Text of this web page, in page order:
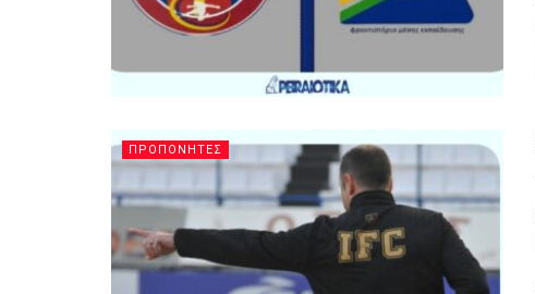
ΠΡΟΠΟΝΗΤΕΣ